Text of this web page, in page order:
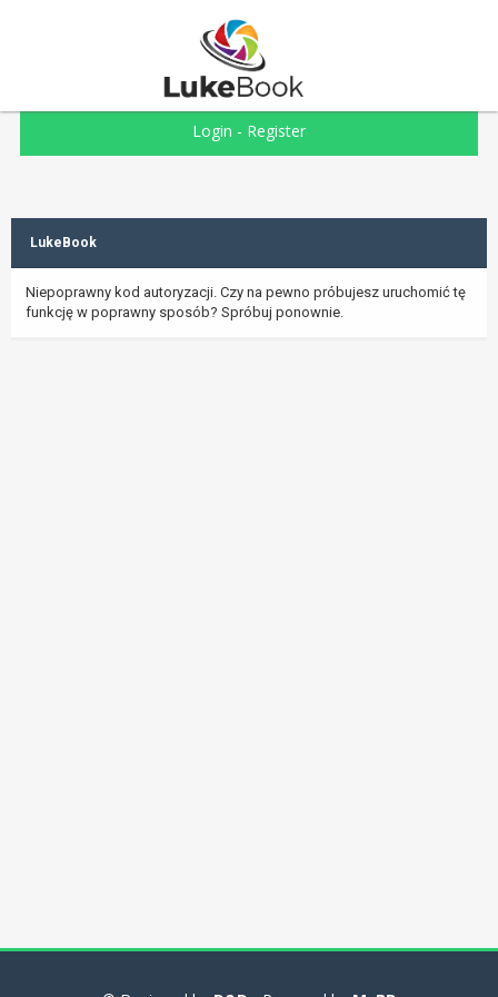
Login - Register
LukeBook
Niepoprawny kod autoryzacji. Czy na pewno próbujesz uruchomić tę
funkcję w poprawny sposób? Spróbuj ponownie.